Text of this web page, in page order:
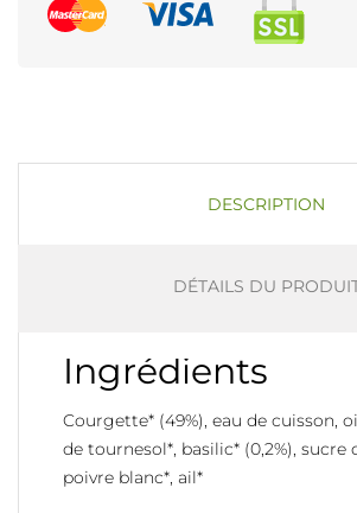
DESCRIPTION
DÉTAILS DU
Ingrédients
Courgette* (49%), eau de cuisson,
de tournesol*, basilic* (0,2%), sucre
poivre blanc*, ail*